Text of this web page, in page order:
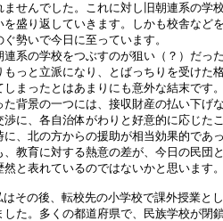
せんでした。これに対し旧朝連系の学
盛り返していきます。しかも校舎など
勢いで今日に至っています。
学校をつぶすのが狙い（？）だっ
っと立派になり、とばっちりを受けた
まったとはあまりにも意外な結末です
の一つには、接収財産の払い下げ
に、各自治体がわりと好意的に応じた
、北の方からの援助が相当効果的であ
教育に対する熱意の差が、今日の民団
と表れているのではないかと思います
その後、転校先の小学校で課外授業と
た。多くの都道府県で、民族学校が閉